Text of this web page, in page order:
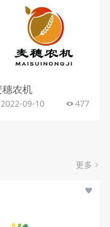
穗农机
2022-09-10 477
更多